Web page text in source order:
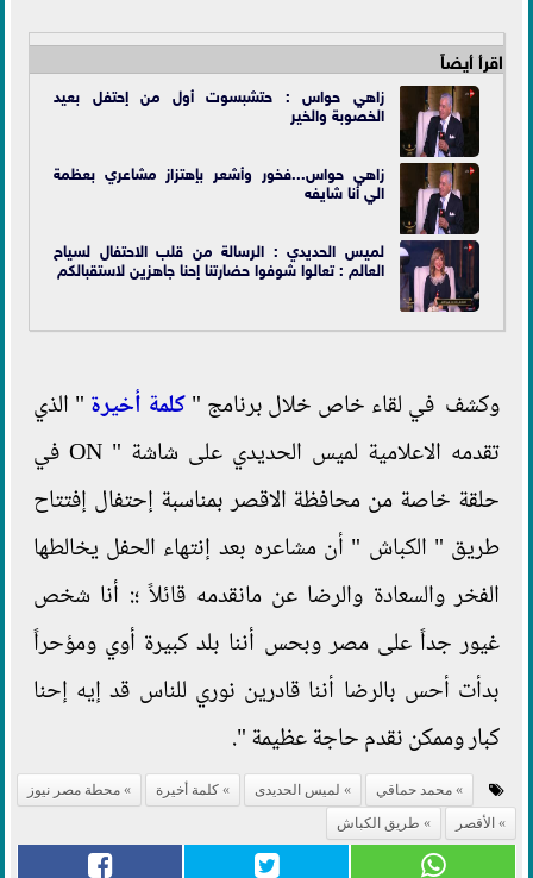
اقرأ أيضاً
زاهي حواس : حتشبسوت أول من إحتفل بعيد
الخصوبة والخير
زاهي حواس...فخور وأشعر بإهتزاز مشاعري بعظمة
الي أنا شايفه
لميس الحديدي : الرسالة من قلب الاحتفال لسياح
العالم : تعالوا شوفوا حضارتنا إحنا جاهزين لاستقبالكم
وكشف في لقاء خاص خلال برنامج "كلمة أخيرة " الذي
تقدمه الاعلامية لميس الحديدي على شاشة " ON في
حلقة خاصة من محافظة الاقصر بمناسبة إحتفال إفتتاح
طريق " الكباش " أن مشاعره بعد إنتهاء الحفل يخالطها
الفخر والسعادة والرضا عن مانقدمه قائلاً ؛: أنا شخص
غيور جداً على مصر وبحس أننا بلد كبيرة أوي ومؤحراً
بدأت أحس بالرضا أننا قادرين نوري للناس قد إيه إحنا
كبار وممكن نقدم حاجة عظيمة ".
محمد حماقي لميس الحديدى كلمة أخيرة
محطة مصر نيوز
الأقصر
طريق الكباش